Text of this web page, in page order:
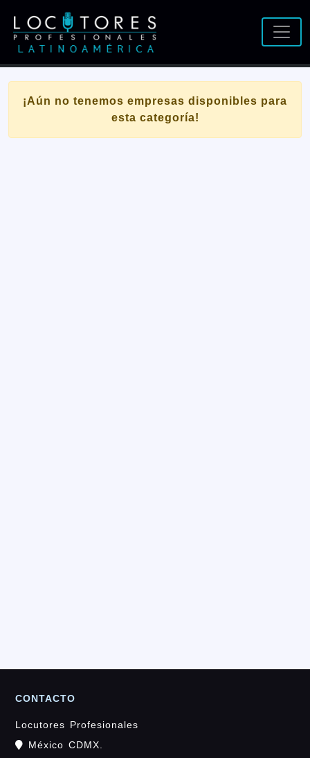
¡Aún no tenemos empresas disponibles para
esta categoría!
CONTACTO
Locutores Profesionales
México CDMX.